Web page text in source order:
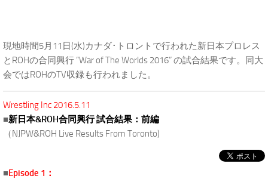
現地時間5月11日(水)カナダ･トロントで行われた新日本プロレス
とROHの合同興行 “War of The Worlds 2016” の試合結果です。同大
会ではROHのTV収録も行われました。
Wrestling Inc 2016.5.11
■新日本&ROH合同興行 試合結果：前編
（NJPW&ROH Live Results From Toronto)
■Episode 1：